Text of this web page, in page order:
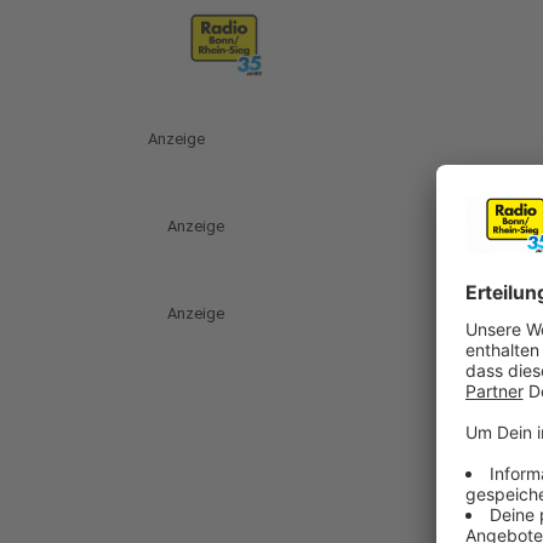
Anzeige
Anzeige
Anzeige